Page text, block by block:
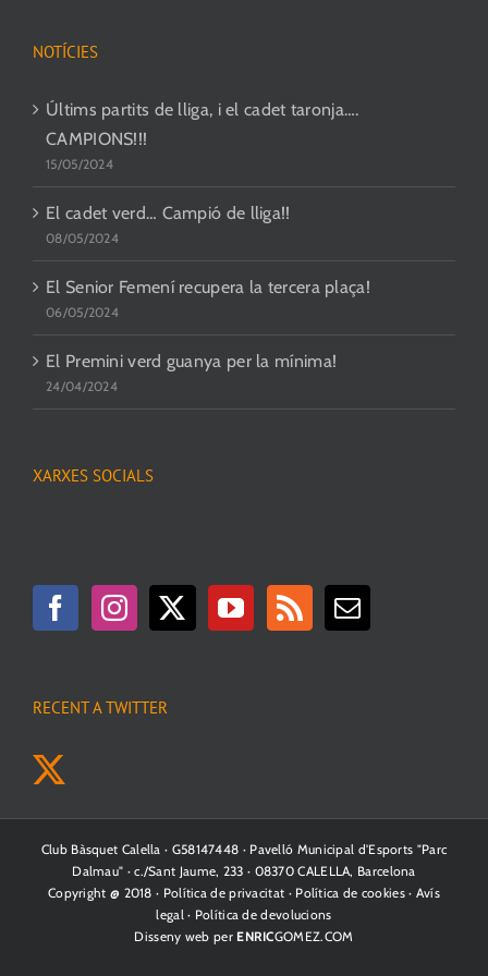
NOTÍCIES
Últims partits de lliga, i el cadet taronja….
CAMPIONS!!!
15/05/2024
El cadet verd… Campió de lliga!!
08/05/2024
El Senior Femení recupera la tercera plaça!
06/05/2024
El Premini verd guanya per la mínima!
24/04/2024
XARXES SOCIALS
RECENT A TWITTER
Club Bàsquet Calella · G58147448 · Pavelló Municipal d'Esports "Parc
Dalmau" · c./Sant Jaume, 233 · 08370 CALELLA, Barcelona
Copyright @ 2018 · Política de privacitat · Política de cookies· Avís
legal · Política de devolucions
Disseny web per ENRICGOMEZ.COM